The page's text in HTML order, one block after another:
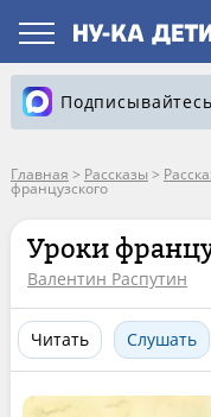
Главная > Рассказы >
французского
Уроки
Валентин Распутин
Читать Слушать